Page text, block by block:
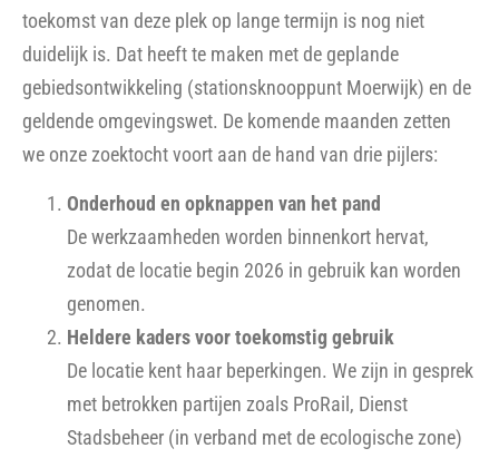
toekomst van deze plek op lange termijn is nog niet
duidelijk is. Dat heeft te maken met de geplande
gebiedsontwikkeling (stationsknooppunt Moerwijk) en de
geldende omgevingswet. De komende maanden zetten
we onze zoektocht voort aan de hand van drie pijlers:
Onderhoud en opknappen van het pand
De werkzaamheden worden binnenkort hervat,
zodat de locatie begin 2026 in gebruik kan worden
genomen.
Heldere kaders voor toekomstig gebruik
De locatie kent haar beperkingen. We zijn in gesprek
met betrokken partijen zoals ProRail, Dienst
Stadsbeheer (in verband met de ecologische zone)